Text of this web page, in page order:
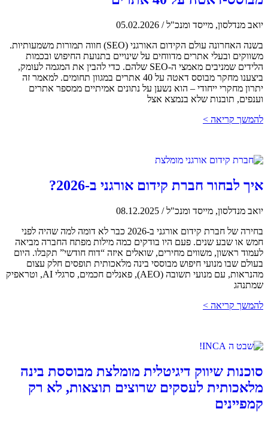
יואב מנדלסון, מייסד ומנכ"ל/
05.02.2026
בשנה האחרונה עולם הקידום האורגני (SEO) חווה תמורות משמעותיות.
משווקים ובעלי אתרים מדווחים על שינויים בתנועת החיפוש ובכמות
הלידים שמניבים מאמצי ה-SEO שלהם. כדי להבין את המגמה לעומק,
ביצענו מחקר מבוסס דאטה על 40 אתרים במגוון תחומים. למאמר זה
יתרון מחקרי ייחודי – הוא נשען על נתונים אמיתיים ממספר אתרים
וענפים, תובנות שלא בנמצא אצל
להמשך קריאה >
איך לבחור חברת קידום אורגני ב-2026?
יואב מנדלסון, מייסד ומנכ"ל/
08.12.2025
בחירה של חברת קידום אורגני ב-2026 כבר לא דומה למה שהיה לפני
חמש או שבע שנים. פעם היו בודקים כמה מילות מפתח החברה מביאה
לעמוד ראשון, משווים מחירים, שואלים איזה “דוח חודשי” תקבלו. היום
בעולם שבו מנועי חיפוש מבוססי בינה מלאכותית תופסים חלק עצום
מהנראות, עם מנועי תשובה (AEO), פאנלים חכמים, סרגלי AI, וטראפיק
שמתנהג
להמשך קריאה >
סוכנות שיווק דיגיטלית מומלצת מבוססת בינה
מלאכותית לעסקים שרוצים תוצאות, לא רק
קמפיינים